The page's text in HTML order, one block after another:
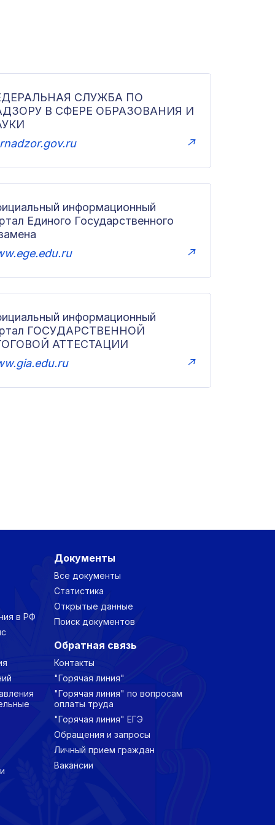
СЛУЖБА ПО
В СФЕРЕ ОБРАЗОВАНИЯ И
↗
информационный
Единого Государственного
↗
информационный
ГОСУДАРСТВЕННОЙ
АТТЕСТАЦИИ
↗
в РФ
Документы
Все документы
Статистика
Открытые данные
Поиск документов
Обратная связь
Контакты
"Горячая линия"
"Горячая линия" по вопросам
оплаты труда
"Горячая линия" ЕГЭ
Обращения и запросы
Личный прием граждан
Вакансии